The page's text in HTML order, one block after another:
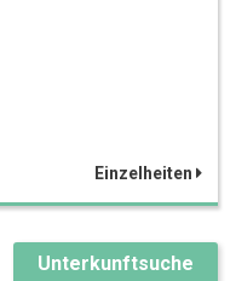
Einzelheiten
Unterkunftsuche